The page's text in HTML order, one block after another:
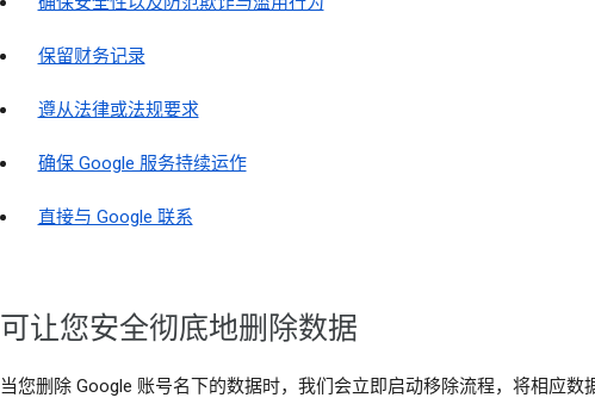
保留财务记录
遵从法律或法规要求
确保 Google 服务持续运作
直接与 Google 联系
可让您安全彻底地删除数据
当您删除 Google 账号名下的数据时，我们会立即启动移除流程，将相应数